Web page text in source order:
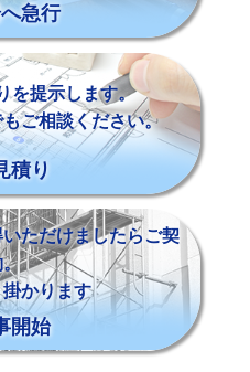
急行
を提示します。
ご相談ください。
積り
ただけましたらご契
。
かります
開始